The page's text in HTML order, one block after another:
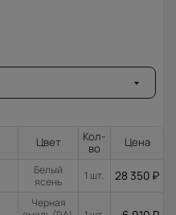
Цвет
Кол-
во
Цена
Белый
ясень
1 шт. 28 350 ₽
Черная